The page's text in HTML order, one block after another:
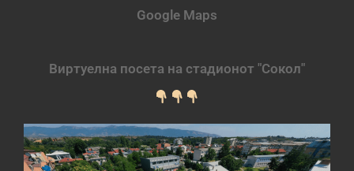
Google Maps
Виртуелна посета на стадионот "Сокол"